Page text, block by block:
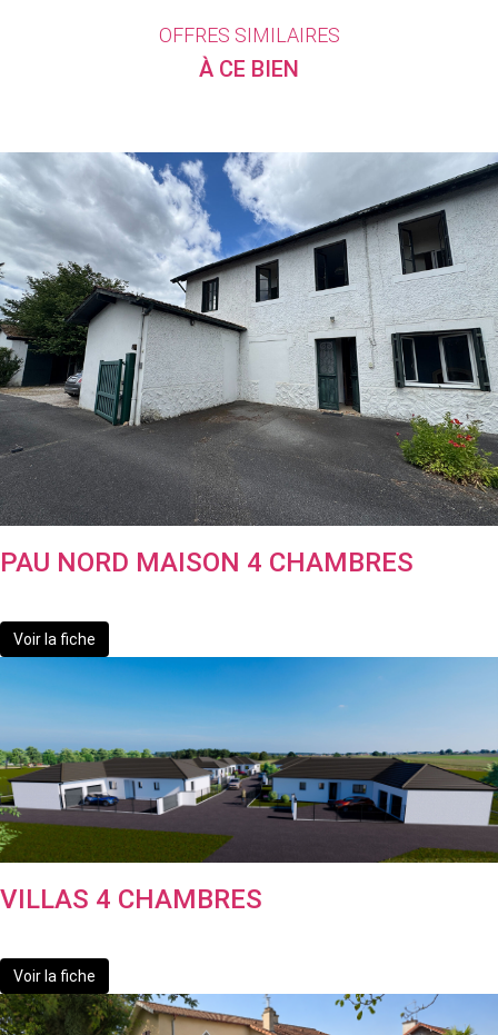
OFFRES SIMILAIRES
À CE BIEN
PAU NORD MAISON 4 CHAMBRES
Voir la fiche
VILLAS 4 CHAMBRES
Voir la fiche